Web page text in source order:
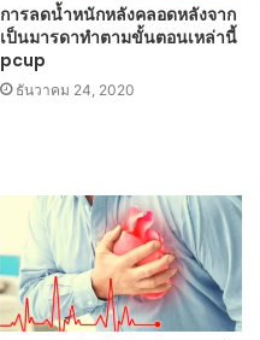
การลดน้ำหนักหลังคลอดหลังจาก
เป็นมารดาทำตามขั้นตอนเหล่านี้
pcup
ธันวาคม 24, 2020